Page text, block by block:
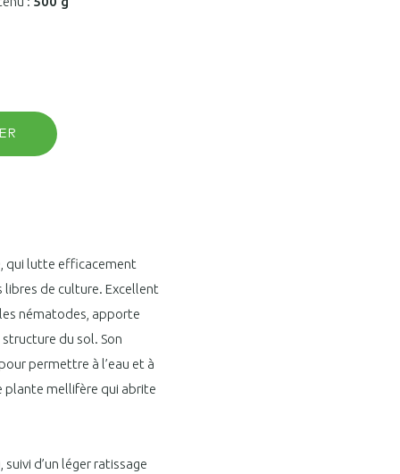
qui lutte efficacement
libres de culture. Excellent
nématodes, apporte
du sol. Son
permettre à l’eau et à
plante mellifère qui abrite
d’un léger ratissage